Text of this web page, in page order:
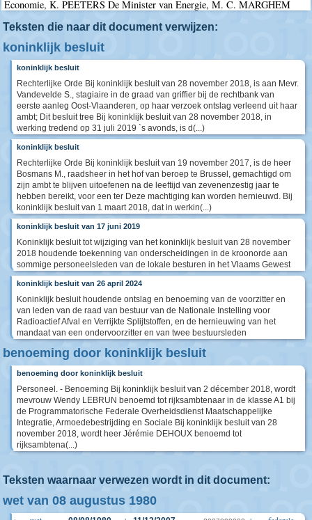
Economie, K. PEETERS De Minister van Energie, M. C. MARGHEM
Teksten die naar dit document verwijzen:
koninklijk besluit
koninklijk besluit
Rechterlijke Orde Bij koninklijk besluit van 28 november 2018, is aan Mevr.
Vandevelde S., stagiaire in de graad van griffier bij de rechtbank van
eerste aanleg Oost-Vlaanderen, op haar verzoek ontslag verleend uit haar
ambt; Dit besluit tree Bij koninklijk besluit van 28 november 2018, in
werking tredend op 31 juli 2019 `s avonds, is d(...)
koninklijk besluit
Rechterlijke Orde Bij koninklijk besluit van 19 november 2017, is de heer
Bosmans M., raadsheer in het hof van beroep te Brussel, gemachtigd om
zijn ambt te blijven uitoefenen na de leeftijd van zevenenzestig jaar te
hebben bereikt, voor een ter Deze machtiging kan worden hernieuwd. Bij
koninklijk besluit van 1 maart 2018, dat in werkin(...)
koninklijk besluit van 17 juni 2019
Koninklijk besluit tot wijziging van het koninklijk besluit van 28 november
2018 houdende toekenning van onderscheidingen in de kroonorde aan
sommige personeelsleden van de lokale besturen in het Vlaams Gewest
koninklijk besluit van 26 april 2024
Koninklijk besluit houdende ontslag en benoeming van de voorzitter en
van leden van de raad van bestuur van de Nationale Instelling voor
Radioactief Afval en Verrijkte Splijtstoffen, en de hernieuwing van het
mandaat van een ondervoorzitter en van twee bestuursleden
benoeming door koninklijk besluit
benoeming door koninklijk besluit
Personeel. - Benoeming Bij koninklijk besluit van 2 décember 2018, wordt
mevrouw Wendy LEBRUN benoemd tot rijksambtenaar in de klasse A1 bij
de Programmatorische Federale Overheidsdienst Maatschappelijke
Integratie, Armoedebestrijding en Sociale Bij koninklijk besluit van 28
november 2018, wordt heer Jérémie DEHOUX benoemd tot
rijksambtena(...)
Teksten waarnaar verwezen wordt in dit document:
wet van 08 augustus 1980